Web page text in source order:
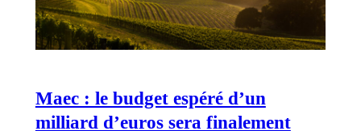
Maec : le budget espéré d’un
milliard d’euros sera finalement